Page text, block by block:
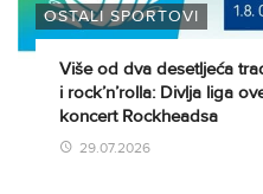
OSTALI SPORTOVI
Više od dva desetljeća
i rock’n’rolla: Divlja liga
koncert Rockheadsa
29.07.2026